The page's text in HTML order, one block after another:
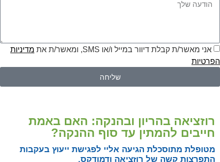
אני מאשר/ת קבלת דיוור במייל ו/או SMS, ומאשר/ת את
מדיניות
הפרטיות
שליחה
רוזציאה בהריון ובהנקה: האם באמת
חייבים להמתין עד סוף ההנקה?
מטופלת מתוסכלת הגיעה אליי לפגישת ייעוץ בעקבות
התפרצות קשה של רוזציאה ודמודקס.